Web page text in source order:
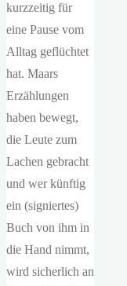
kurzzeitig für
eine Pause vom
Alltag geflüchtet
hat. Maars
Erzählungen
haben bewegt,
die Leute zum
Lachen gebracht
und wer künftig
ein (signiertes)
Buch von ihm in
die Hand nimmt,
wird sicherlich an